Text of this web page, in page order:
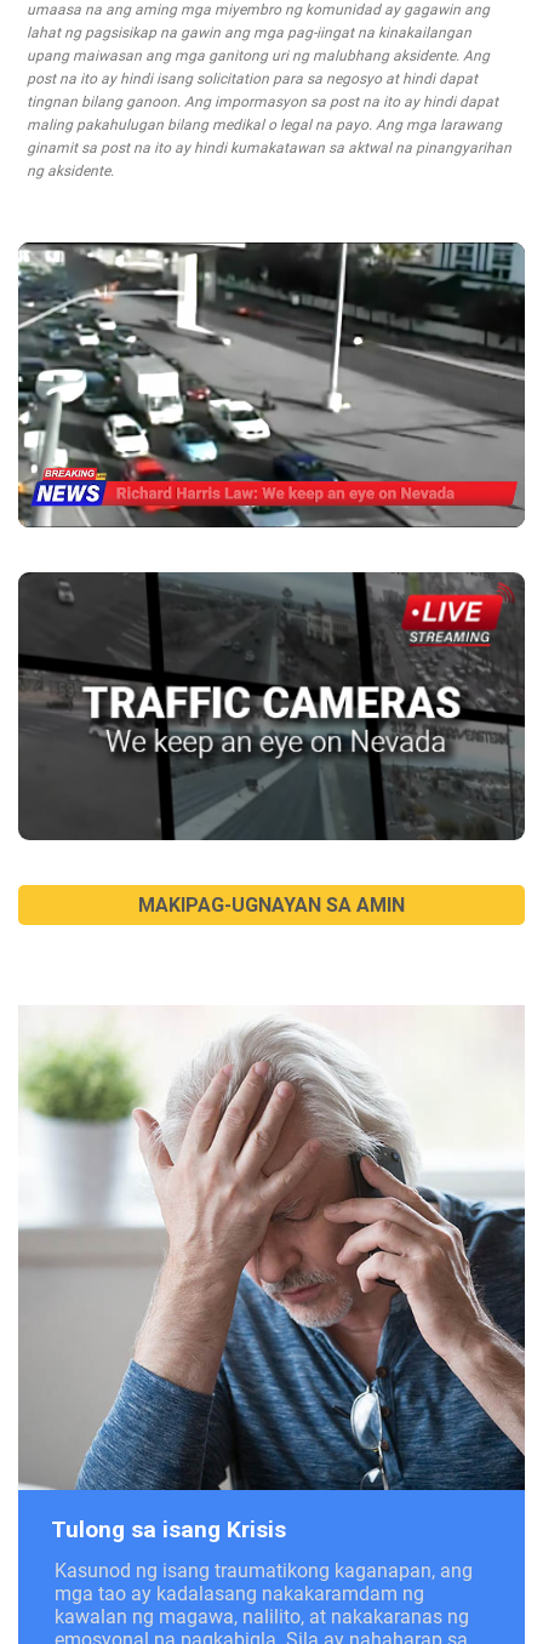
umaasa na ang aming mga miyembro ng komunidad ay gagawin ang
lahat ng pagsisikap na gawin ang mga pag-iingat na kinakailangan
upang maiwasan ang mga ganitong uri ng malubhang aksidente. Ang
post na ito ay hindi isang solicitation para sa negosyo at hindi dapat
tingnan bilang ganoon. Ang impormasyon sa post na ito ay hindi dapat
maling pakahulugan bilang medikal o legal na payo. Ang mga larawang
ginamit sa post na ito ay hindi kumakatawan sa aktwal na pinangyarihan
ng aksidente.
MAKIPAG-UGNAYAN SA AMIN
Tulong sa isang Krisis
Kasunod ng isang traumatikong kaganapan, ang
mga tao ay kadalasang nakakaramdam ng
kawalan ng magawa, nalilito, at nakakaranas ng